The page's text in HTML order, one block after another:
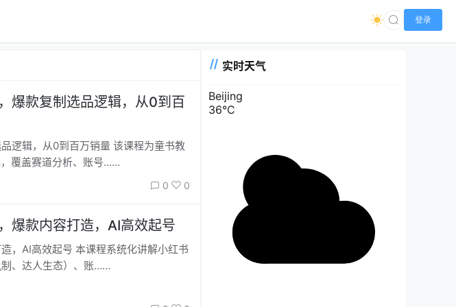
登录
爆款复制选品逻辑，从0到百
到百万销量 该课程为童书教
覆盖赛道分析、账号……
0 0
爆款内容打造，AI高效起号
程系统化讲解小红书
、达人生态）、账……
实时天气
Beijing
36°C